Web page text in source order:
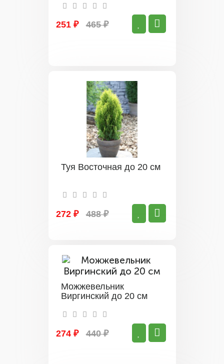
251 ₽ 465 ₽
Туя Восточная до 20 см
272 ₽ 488 ₽
Можжевельник
Виргинский до 20 см
274 ₽ 440 ₽